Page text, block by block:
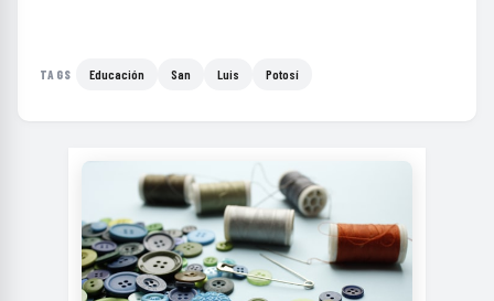
TAGS Educación San Luis Potosí